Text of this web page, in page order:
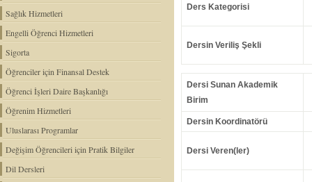
Sağlık Hizmetleri
Engelli Öğrenci Hizmetleri
Sigorta
Öğrenciler için Finansal Destek
Öğrenci İşleri Daire Başkanlığı
Öğrenim Hizmetleri
Uluslarası Programlar
Değişim Öğrencileri için Pratik Bilgiler
Dil Dersleri
Ders Kategorisi
Dersin Veriliş Şekli
Dersi Sunan Akademik
Birim
Dersin Koordinatörü
Dersi Veren(ler)